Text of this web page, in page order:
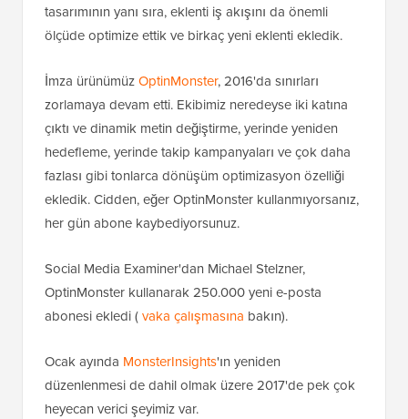
tasarımının yanı sıra, eklenti iş akışını da önemli
ölçüde optimize ettik ve birkaç yeni eklenti ekledik.
İmza ürünümüzOptinMonster, 2016'da sınırları
zorlamaya devam etti. Ekibimiz neredeyse iki katına
çıktı ve dinamik metin değiştirme, yerinde yeniden
hedefleme, yerinde takip kampanyaları ve çok daha
fazlası gibi tonlarca dönüşüm optimizasyon özelliği
ekledik. Cidden, eğer OptinMonster kullanmıyorsanız,
her gün abone kaybediyorsunuz.
Social Media Examiner'dan Michael Stelzner,
OptinMonster kullanarak 250.000 yeni e-posta
abonesi ekledi (vaka çalışmasına bakın).
Ocak ayında MonsterInsights'ın yeniden
düzenlenmesi de dahil olmak üzere 2017'de pek çok
heyecan verici şeyimiz var.